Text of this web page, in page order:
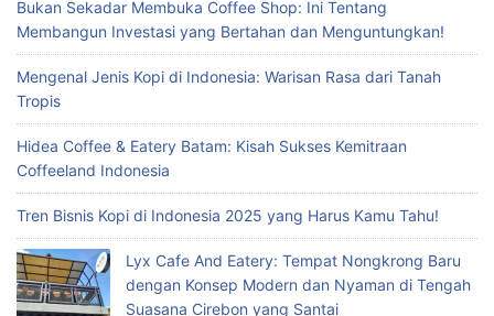
Bukan Sekadar Membuka Coffee Shop: Ini Tentang
Membangun Investasi yang Bertahan dan Menguntungkan!
Mengenal Jenis Kopi di Indonesia: Warisan Rasa dari Tanah
Tropis
Hidea Coffee & Eatery Batam: Kisah Sukses Kemitraan
Coffeeland Indonesia
Tren Bisnis Kopi di Indonesia 2025 yang Harus Kamu Tahu!
Lyx Cafe And Eatery: Tempat Nongkrong Baru
dengan Konsep Modern dan Nyaman di Tengah
Suasana Cirebon yang Santai